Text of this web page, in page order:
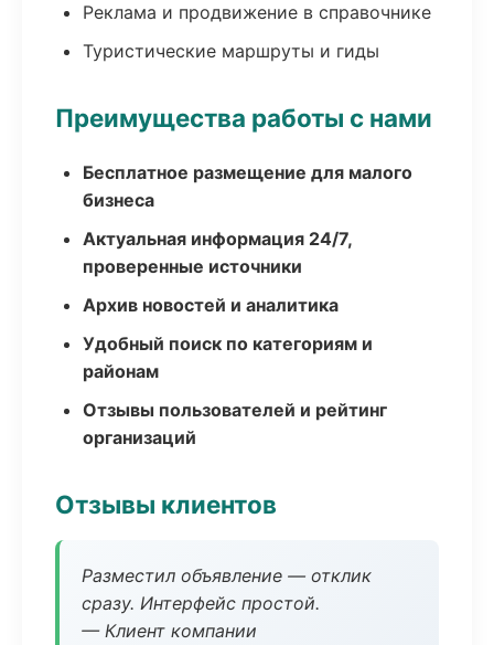
Реклама и продвижение в справочнике
Туристические маршруты и гиды
Преимущества работы с нами
Бесплатное размещение для малого
бизнеса
Актуальная информация 24/7,
проверенные источники
Архив новостей и аналитика
Удобный поиск по категориям и
районам
Отзывы пользователей и рейтинг
организаций
Отзывы клиентов
Разместил объявление — отклик
сразу. Интерфейс простой.
— Клиент компании